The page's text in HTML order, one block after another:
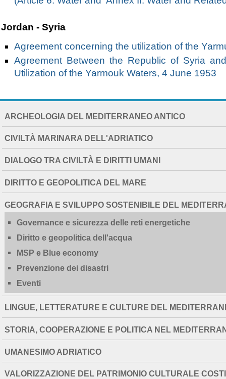
Jordan - Syria
Agreement concerning the utilization of the
Agreement Between the Republic of Syria
Utilization of the Yarmouk Waters, 4 June 1953
EXTENDED
ARCHEOLOGIA DEL MEDITERRANEO ANTICO
CIVILTÀ MARINARA DELL'ADRIATICO
DIALOGO TRA CIVILTÀ E DIRITTI UMANI
DIRITTO E GEOPOLITICA DEL MARE
GEOGRAFIA E SVILUPPO SOSTENIBILE DEL
Governance e sicurezza delle reti energetiche
Diritto e geopolitica dell'acqua
MSP e Blue economy
Prevenzione dei disastri
Eventi
LINGUE, LETTERATURE E CULTURE DEL
STORIA, COOPERAZIONE E POLITICA NEL
UMANESIMO ADRIATICO
VALORIZZAZIONE DEL PATRIMONIO CULTURALE